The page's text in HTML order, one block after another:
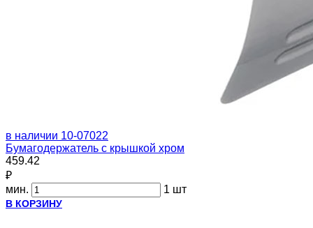
в наличии 10-07022
Бумагодержатель с крышкой хром
459.42
₽
мин.
1 шт
В КОРЗИНУ